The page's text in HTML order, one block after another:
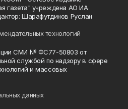
газета" учреждена АО ИА
Шарафутдинов Руслан
технологий
СМИ № ФС77-50803 от
службой по надзору в сфере
и массовых
данных